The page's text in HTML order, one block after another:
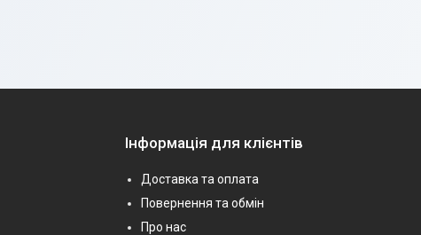
Інформація для клієнтів
Доставка та оплата
Повернення та обмін
Про нас